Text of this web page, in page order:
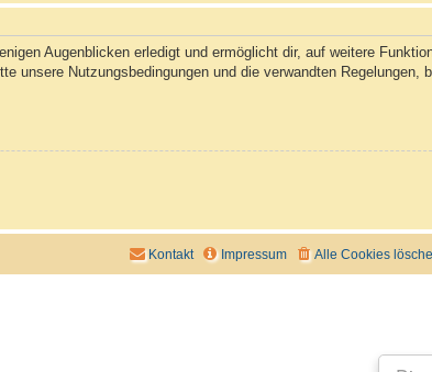
Augenblicken erledigt und ermöglicht dir, auf weitere
Nutzungsbedingungen und die verwandten Regelungen,
Alle Cookies
Impressum
Kontakt